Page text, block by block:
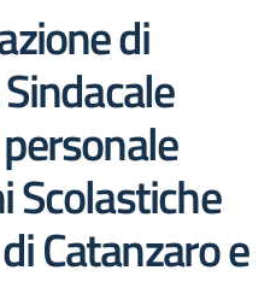
di
Scolastiche
Catanzaro e